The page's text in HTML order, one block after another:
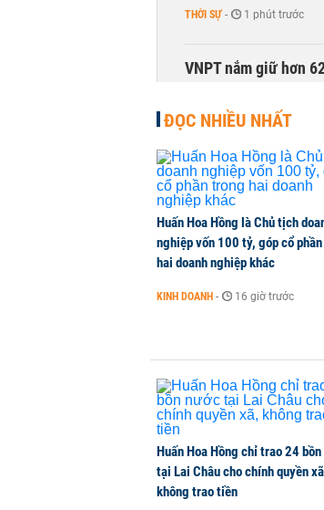
THỜI SỰ - 1 phút trước
VNPT nắm giữ hơn
NHNN cần tăng
CHỨNG KHOÁN - 1 phút
Xuất khẩu linh kiện
KINH DOANH 1 phút trước
BIDV sắp phát hành
ĐỌC NHIỀU NHẤT
Huấn Hoa Hồng là Chủ tịch
nghiệp vốn 100 tỷ, góp cổ
hai doanh nghiệp khác
KINH DOANH - 16 giờ trước
Huấn Hoa Hồng chỉ trao 24
tại Lai Châu cho chính quyền
không trao tiền